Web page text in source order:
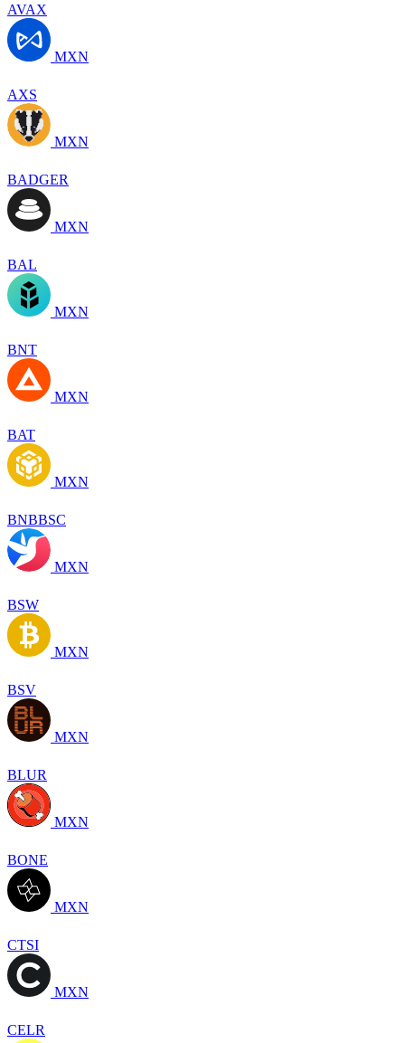
AVAX
MXN
AXS
MXN
BADGER
MXN
BAL
MXN
BNT
MXN
BAT
MXN
BNBBSC
MXN
BSW
MXN
BSV
MXN
BLUR
MXN
BONE
MXN
CTSI
MXN
CELR